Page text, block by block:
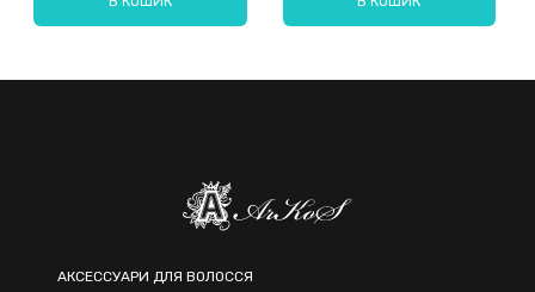
АКСЕССУАРИ ДЛЯ ВОЛОССЯ